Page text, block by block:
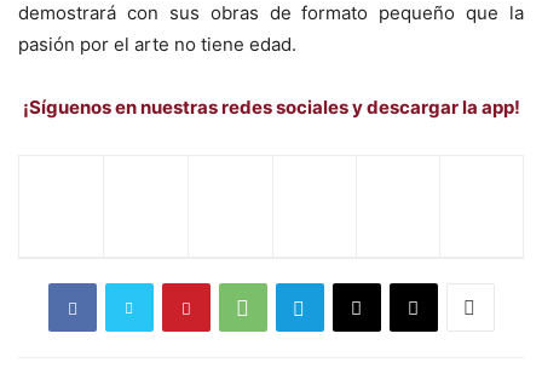
demostrará con sus obras de formato pequeño que la
pasión por el arte no tiene edad.
¡Síguenos en nuestras redes sociales y descargar la app!